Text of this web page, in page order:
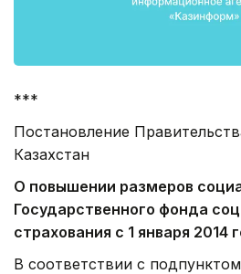
***
Постановление
Казахстан
О повышении размеров
Государственного фонда
страхования с 1 января 2014
В соответствии с